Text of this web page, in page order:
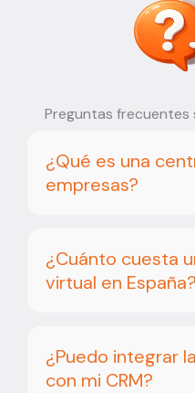
Preguntas
¿Qué es una
empresas?
¿Cuánto cuesta
virtual en España?
¿Puedo integrar
con mi CRM?